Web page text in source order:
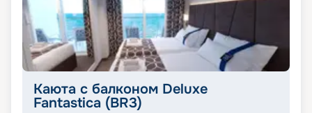
Каюта с балконом Deluxe
Fantastica (BR3)